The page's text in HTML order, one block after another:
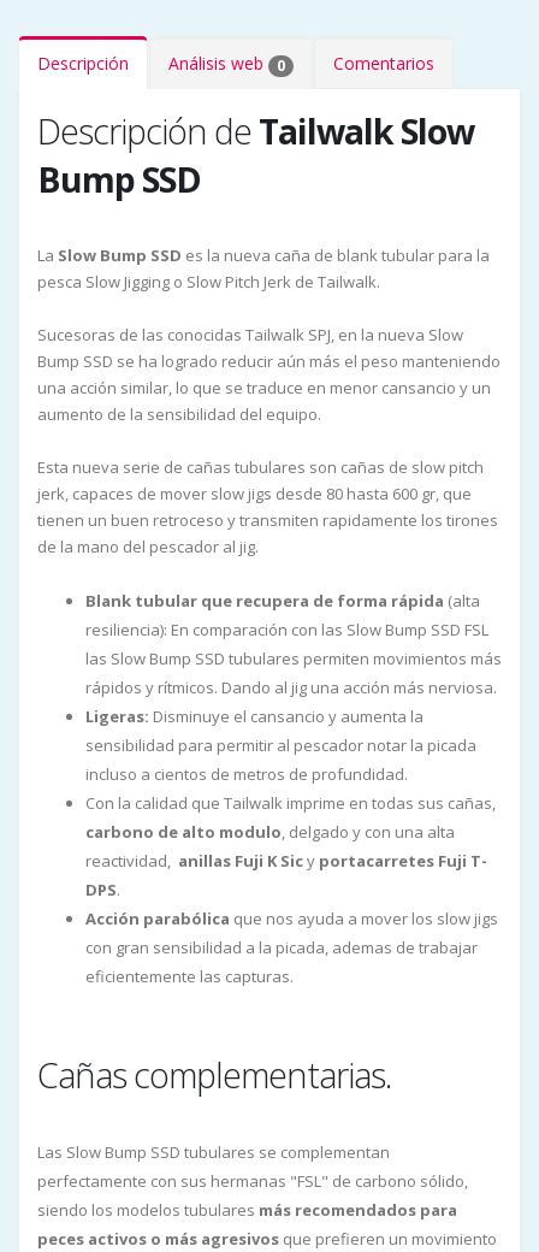
Descripción Análisis web 0 Comentarios
Descripción deTailwalk Slow
Bump SSD
La Slow Bump SSD es la nueva caña de blank tubular para la
pesca Slow Jigging o Slow Pitch Jerk de Tailwalk.
Sucesoras de las conocidas Tailwalk SPJ, en la nueva Slow
Bump SSD se ha logrado reducir aún más el peso manteniendo
una acción similar, lo que se traduce en menor cansancio y un
aumento de la sensibilidad del equipo.
Esta nueva serie de cañas tubulares son cañas de slow pitch
jerk, capaces de mover slow jigs desde 80 hasta 600 gr, que
tienen un buen retroceso y transmiten rapidamente los tirones
de la mano del pescador al jig.
Blank tubular que recupera de forma rápida (alta
resiliencia): En comparación con las Slow Bump SSD FSL
las Slow Bump SSD tubulares permiten movimientos más
rápidos y rítmicos. Dando al jig una acción más nerviosa.
Ligeras: Disminuye el cansancio y aumenta la
sensibilidad para permitir al pescador notar la picada
incluso a cientos de metros de profundidad.
Con la calidad que Tailwalk imprime en todas sus cañas,
carbono de alto modulo, delgado y con una alta
reactividad, anillas Fuji K Sicy portacarretes Fuji T-
DPS.
Acción parabólica que nos ayuda a mover los slow jigs
con gran sensibilidad a la picada, ademas de trabajar
eficientemente las capturas.
Cañas complementarias.
Las Slow Bump SSD tubulares se complementan
perfectamente con sus hermanas "FSL" de carbono sólido,
siendo los modelos tubulares más recomendados para
peces activos o más agresivos que prefieren un movimiento